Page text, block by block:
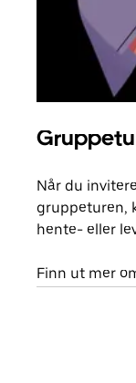
Når du
gruppeturen,
hente- eller
Finn ut mer